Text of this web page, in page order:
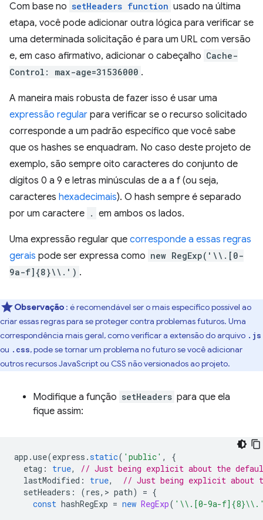
Com base no setHeaders function usado na última
etapa, você pode adicionar outra lógica para verificar se
uma determinada solicitação é para um URL com versão
e, em caso afirmativo, adicionar o cabeçalho Cache-
Control: max-age=31536000 .
A maneira mais robusta de fazer isso é usar uma
expressão regular para verificar se o recurso solicitado
corresponde a um padrão específico que você sabe
que os hashes se enquadram. No caso deste projeto de
exemplo, são sempre oito caracteres do conjunto de
dígitos 0 a 9 e letras minúsculas de a a f (ou seja,
caracteres hexadecimais). O hash sempre é separado
por um caractere . em ambos os lados.
Uma expressão regular que corresponde a essas regras
gerais pode ser expressa como new RegExp('\\.[0-
9a-f]{8}\\.') .
Observação : é recomendável ser o mais específico possível ao
criar essas regras para se proteger contra problemas futuros. Uma
correspondência mais geral, como verificar a extensão do arquivo .js
ou .css, pode se tornar um problema no futuro se você adicionar
outros recursos JavaScript ou CSS não versionados ao projeto.
Modifique a função setHeaders para que ela
fique assim:
app .use(express .static( 'public' ,
{
etag : true,
// Just being explicit about the
lastModified : true,
// Just being explicit about
setHeaders : (res, > path) = {
const hashRegExp = new RegExp( '\\.[0-9a-